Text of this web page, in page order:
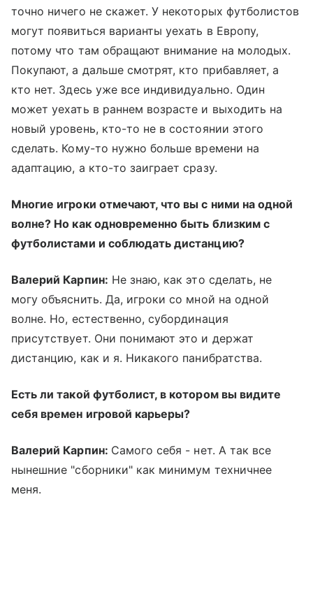
точно ничего не скажет. У некоторых футболистов
могут появиться варианты уехать в Европу,
потому что там обращают внимание на молодых.
Покупают, а дальше смотрят, кто прибавляет, а
кто нет. Здесь уже все индивидуально. Один
может уехать в раннем возрасте и выходить на
новый уровень, кто-то не в состоянии этого
сделать. Кому-то нужно больше времени на
адаптацию, а кто-то заиграет сразу.
Многие игроки отмечают, что вы с ними на одной
волне? Но как одновременно быть близким с
футболистами и соблюдать дистанцию?
Валерий Карпин: Не знаю, как это сделать, не
могу объяснить. Да, игроки со мной на одной
волне. Но, естественно, субординация
присутствует. Они понимают это и держат
дистанцию, как и я. Никакого панибратства.
Есть ли такой футболист, в котором вы видите
себя времен игровой карьеры?
Валерий Карпин: Самого себя - нет. А так все
нынешние "сборники" как минимум техничнее
меня.